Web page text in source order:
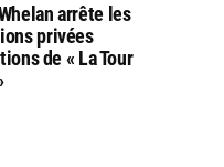
arrête les
privées
de « La Tour